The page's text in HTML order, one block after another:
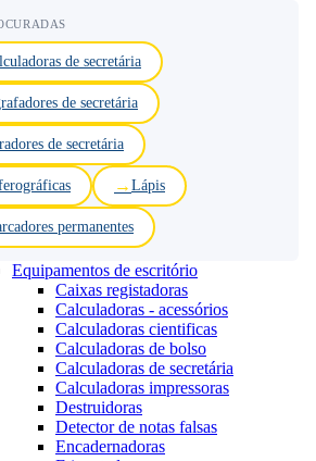
de secretária
de secretária
de secretária
Lápis
permanentes
Equipamentos de escritório
Caixas registadoras
Calculadoras - acessórios
Calculadoras cientificas
Calculadoras de bolso
Calculadoras de secretária
Calculadoras impressoras
Destruidoras
Detector de notas falsas
Encadernadoras